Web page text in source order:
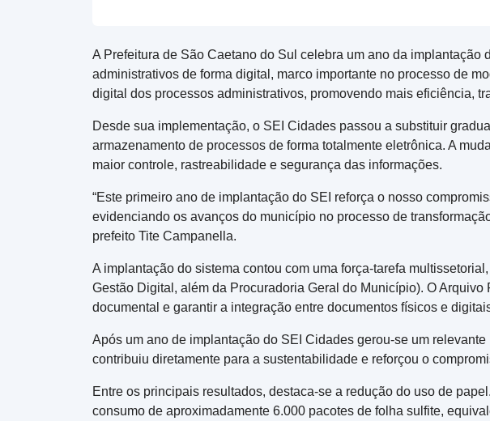
A Prefeitura de São Caetano do Sul celebra um ano da
administrativos de forma digital, marco importante no processo de
digital dos processos administrativos, promovendo mais eficiência,
Desde sua implementação, o SEI Cidades passou a substituir
armazenamento de processos de forma totalmente eletrônica. A
maior controle, rastreabilidade e segurança das informações.
“Este primeiro ano de implantação do SEI reforça o nosso
evidenciando os avanços do município no processo de
prefeito Tite Campanella.
A implantação do sistema contou com uma força-tarefa
Gestão Digital, além da Procuradoria Geral do Município). O
documental e garantir a integração entre documentos físicos e
Após um ano de implantação do SEI Cidades gerou-se um
contribuiu diretamente para a sustentabilidade e reforçou o
Entre os principais resultados, destaca-se a redução do uso de
consumo de aproximadamente 6.000 pacotes de folha sulfite,